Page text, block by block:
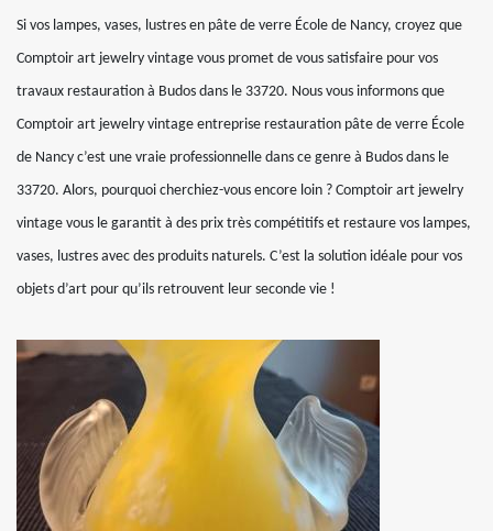
Si vos lampes, vases, lustres en pâte de verre École de Nancy, croyez que
Comptoir art jewelry vintage vous promet de vous satisfaire pour vos
travaux restauration à Budos dans le 33720. Nous vous informons que
Comptoir art jewelry vintage entreprise restauration pâte de verre École
de Nancy c’est une vraie professionnelle dans ce genre à Budos dans le
33720. Alors, pourquoi cherchiez-vous encore loin ? Comptoir art jewelry
vintage vous le garantit à des prix très compétitifs et restaure vos lampes,
vases, lustres avec des produits naturels. C’est la solution idéale pour vos
objets d’art pour qu’ils retrouvent leur seconde vie !